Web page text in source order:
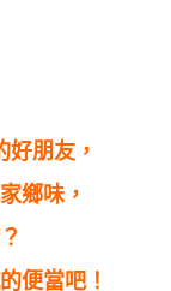
朋友，
鄉味，
便當吧！